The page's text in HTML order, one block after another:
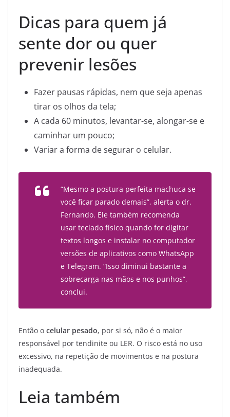
Dicas para quem já
sente dor ou quer
prevenir lesões
Fazer pausas rápidas, nem que seja apenas
tirar os olhos da tela;
A cada 60 minutos, levantar-se, alongar-se e
caminhar um pouco;
Variar a forma de segurar o celular.
“Mesmo a postura perfeita machuca se
você ficar parado demais”, alerta o dr.
Fernando. Ele também recomenda
usar teclado físico quando for digitar
textos longos e instalar no computador
versões de aplicativos como WhatsApp
e Telegram. “Isso diminui bastante a
sobrecarga nas mãos e nos punhos”,
conclui.
Então o celular pesado, por si só, não é o maior
responsável por tendinite ou LER. O risco está no uso
excessivo, na repetição de movimentos e na postura
inadequada.
Leia também